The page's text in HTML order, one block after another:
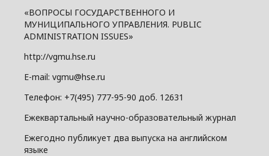
«ВОПРОСЫ ГОСУДАРСТВЕННОГО И
МУНИЦИПАЛЬНОГО УПРАВЛЕНИЯ. PUBLIC
ADMINISTRATION ISSUES»
http://vgmu.hse.ru
E-mail: vgmu@hse.ru
Телефон: +7(495) 777-95-90 доб. 12631
Ежеквартальный научно-образовательный журнал
Ежегодно публикует два выпуска на английском
языке